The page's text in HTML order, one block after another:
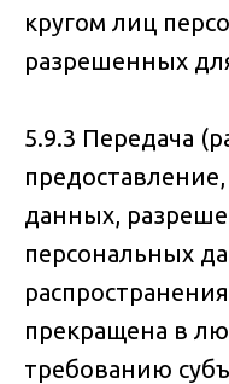
кругом лиц
разрешенных
5.9.3 Передача
данных,
персональных
прекращена в
требованию